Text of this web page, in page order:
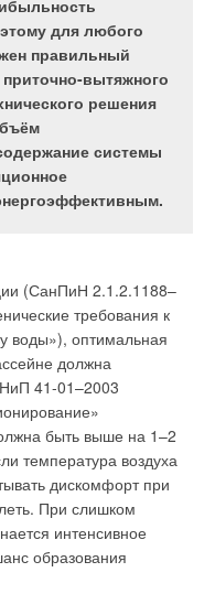
для любого
правильный
вытяжного
решения
системы
(СанПиН 2.1.2.1188–
требования к
воды»), оптимальная
должна
41-01–2003
быть выше на 1–2
температура воздуха
дискомфорт при
При слишком
интенсивное
образования
от расходов,
и
строительства
потребления
в охрану окружающей
эксплуатации офисов.
и это хороший
и стандартов.
овладевающий)
теплового
ином технологическом
с теплообменным
воздуху, за
устройство
последнее время этим
(об их типах ниже),
рекуперации
является выброс
и подача в